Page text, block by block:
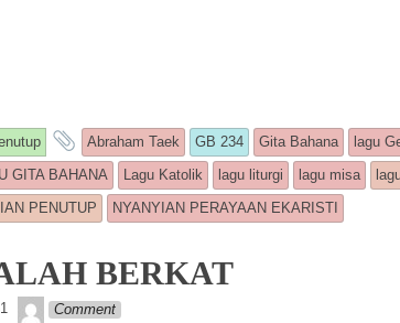
posted in
and tagged
Abraham Taek GB 234 Gita Bahana
lagu
GITA BAHANA Lagu Katolik lagu liturgi lagu misa
PENUTUP
NYANYIAN PERAYAAN EKARISTI
BERKAT
Lapopp music
Comment